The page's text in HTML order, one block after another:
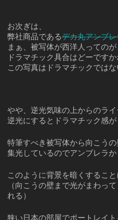
お次ぎは、
弊社商品であるデカ丸アンブ
まぁ、被写体が西洋人っての
ドラマチック具合はどーです
この写真はドラマチックでは
やや、逆光気味の上からのラ
逆光にするとドラマチック感
特筆すべき被写体から向こう
集光しているのでアンブレラ
このように背景を暗くするこ
（向こうの壁まで光がまわっ
れる）
狭い日本の部屋でポートレイ